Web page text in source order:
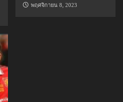
พฤศจิกายน 8, 2023